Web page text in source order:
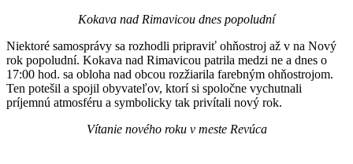
Kokava nad Rimavicou dnes popoludní
Niektoré samosprávy sa rozhodli pripraviť ohňostroj až v na Nový
rok popoludní. Kokava nad Rimavicou patrila medzi ne a dnes o
17:00 hod. sa obloha nad obcou rozžiarila farebným ohňostrojom.
Ten potešil a spojil obyvateľov, ktorí si spoločne vychutnali
príjemnú atmosféru a symbolicky tak privítali nový rok.
Vítanie nového roku v meste Revúca